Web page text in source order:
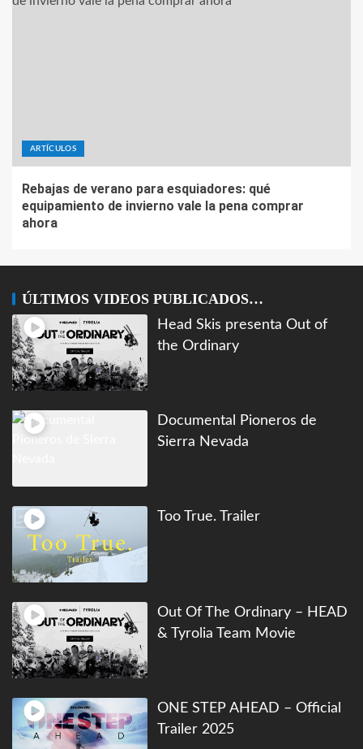
ARTÍCULOS
Rebajas de verano para esquiadores: qué
equipamiento de invierno vale la pena comprar
ahora
ÚLTIMOS VIDEOS PUBLICADOS…
Head Skis presenta Out of
the Ordinary
Documental Pioneros de
Sierra Nevada
Too True. Trailer
Out Of The Ordinary – HEAD
& Tyrolia Team Movie
ONE STEP AHEAD – Official
Trailer 2025